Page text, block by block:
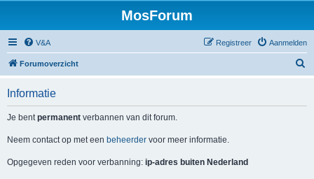
MosForum
V&A Aanmelden
Registreer
Forumoverzicht
Informatie
Je bentpermanent verbannen van dit forum.
Neem contact op met een beheerder voor meer informatie.
Opgegeven reden voor verbanning: ip-adres buiten Nederland